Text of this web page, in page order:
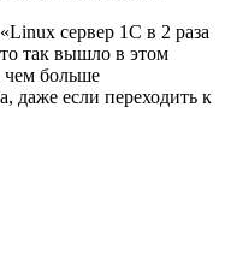
сервер 1С в 2 раза
так вышло в этом
чем больше
даже если переходить к